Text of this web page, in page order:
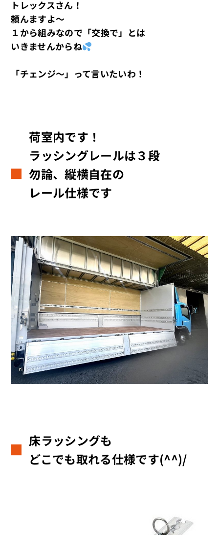
トレックスさん！
頼んますよ～
１から組みなので「交換で」とは
いきませんからね
「チェンジ～」って言いたいわ！
荷室内です！
ラッシングレールは３段
勿論、縦横自在の
レール仕様です
床ラッシングも
どこでも取れる仕様です(^^)/